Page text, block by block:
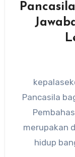
Pancasila
merupakan
hidup